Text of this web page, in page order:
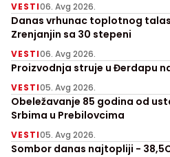
VESTI06. Avg 2026.
Danas vrhunac toplotnog
Zrenjanjin sa 30 stepeni
VESTI06. Avg 2026.
Proizvodnja struje u Đerdapu
VESTI05. Avg 2026.
Obeležavanje 85 godina od
Srbima u Prebilovcima
VESTI05. Avg 2026.
Sombor danas najtopliji -